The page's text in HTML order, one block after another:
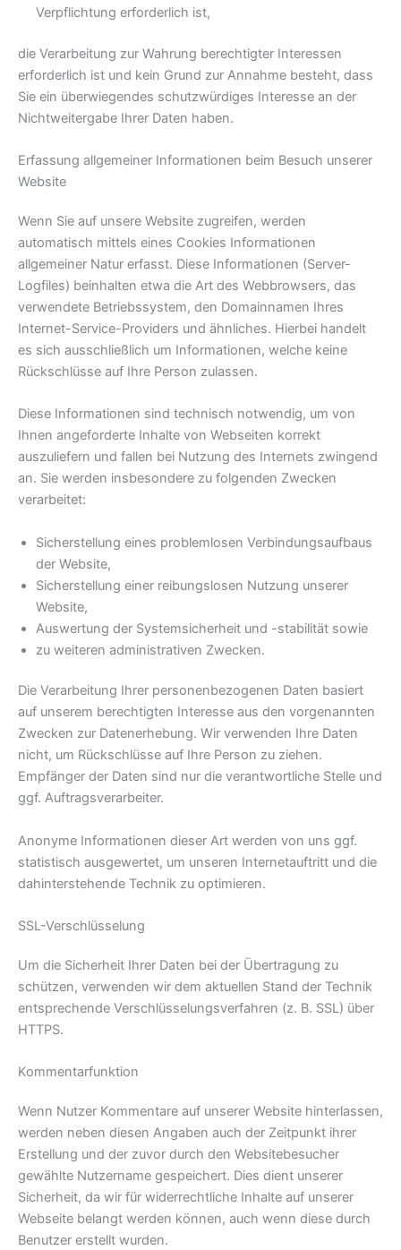
Verpflichtung erforderlich ist,
die Verarbeitung zur Wahrung berechtigter Interessen
erforderlich ist und kein Grund zur Annahme besteht, dass
Sie ein überwiegendes schutzwürdiges Interesse an der
Nichtweitergabe Ihrer Daten haben.
Erfassung allgemeiner Informationen beim Besuch unserer
Website
Wenn Sie auf unsere Website zugreifen, werden
automatisch mittels eines Cookies Informationen
allgemeiner Natur erfasst. Diese Informationen (Server-
Logfiles) beinhalten etwa die Art des Webbrowsers, das
verwendete Betriebssystem, den Domainnamen Ihres
Internet-Service-Providers und ähnliches. Hierbei handelt
es sich ausschließlich um Informationen, welche keine
Rückschlüsse auf Ihre Person zulassen.
Diese Informationen sind technisch notwendig, um von
Ihnen angeforderte Inhalte von Webseiten korrekt
auszuliefern und fallen bei Nutzung des Internets zwingend
an. Sie werden insbesondere zu folgenden Zwecken
verarbeitet:
Sicherstellung eines problemlosen Verbindungsaufbaus
der Website,
Sicherstellung einer reibungslosen Nutzung unserer
Website,
Auswertung der Systemsicherheit und -stabilität sowie
zu weiteren administrativen Zwecken.
Die Verarbeitung Ihrer personenbezogenen Daten basiert
auf unserem berechtigten Interesse aus den vorgenannten
Zwecken zur Datenerhebung. Wir verwenden Ihre Daten
nicht, um Rückschlüsse auf Ihre Person zu ziehen.
Empfänger der Daten sind nur die verantwortliche Stelle und
ggf. Auftragsverarbeiter.
Anonyme Informationen dieser Art werden von uns ggf.
statistisch ausgewertet, um unseren Internetauftritt und die
dahinterstehende Technik zu optimieren.
SSL-Verschlüsselung
Um die Sicherheit Ihrer Daten bei der Übertragung zu
schützen, verwenden wir dem aktuellen Stand der Technik
entsprechende Verschlüsselungsverfahren (z. B. SSL) über
HTTPS.
Kommentarfunktion
Wenn Nutzer Kommentare auf unserer Website hinterlassen,
werden neben diesen Angaben auch der Zeitpunkt ihrer
Erstellung und der zuvor durch den Websitebesucher
gewählte Nutzername gespeichert. Dies dient unserer
Sicherheit, da wir für widerrechtliche Inhalte auf unserer
Webseite belangt werden können, auch wenn diese durch
Benutzer erstellt wurden.